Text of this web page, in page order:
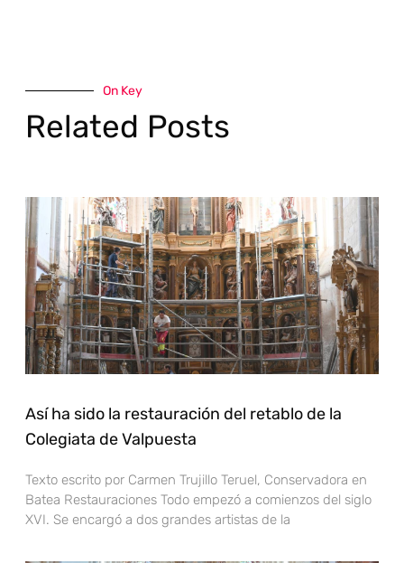
On Key
Related Posts
Así ha sido la restauración del retablo de la
Colegiata de Valpuesta
Texto escrito por Carmen Trujillo Teruel, Conservadora en
Batea Restauraciones Todo empezó a comienzos del siglo
XVI. Se encargó a dos grandes artistas de la